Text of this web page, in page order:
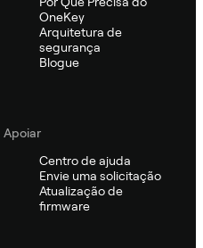
OneKey
Arquitetura de
segurança
Blogue
Apoiar
Centro de ajuda
Envie uma solicitação
Atualização de
firmware